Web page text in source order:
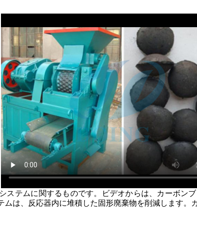
ステムに関するものです。ビデオからは、カーボン
ムは、反応器内に堆積した固形廃棄物を削減します。